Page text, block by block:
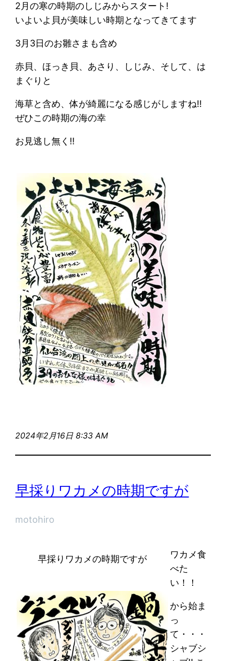
2月の寒の時期のしじみからスタート!
いよいよ貝が美味しい時期となってきてます
3月3日のお雛さまも含め
赤貝、ほっき貝、あさり、しじみ、そして、は
まぐりと
海草と含め、体が綺麗になる感じがしますね!!
ぜひこの時期の海の幸
お見逃し無く!!
2024年2月16日 8:33 AM
早採りワカメの時期ですが
motohiro
早採りワカメの時期ですが
ワカメ食
べた
い！！
から始ま
っ
て・・・
シャブシ